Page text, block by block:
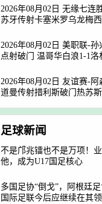
2026年08月02日 无缘七连
苏牙传射卡塞米罗乌龙梅
2026年08月02日 美职联-
点射破门 温哥华白浪1-1洛
2026年08月02日 友谊赛-
道曼传射措利斯破门热苏
足球新闻
不是邝兆镭也不是万项！
他，成为U17国足核心
多国足协“倒戈”，阿根廷足
国际足联今后应继续在其